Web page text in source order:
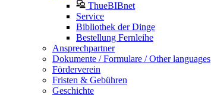
ThueBIBnet
Service
Bibliothek der Dinge
Bestellung Fernleihe
Ansprechpartner
Dokumente / Formulare / Other languages
Förderverein
Fristen & Gebühren
Geschichte